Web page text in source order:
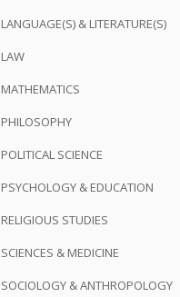
LANGUAGE(S) & LITERATURE(S)
LAW
MATHEMATICS
PHILOSOPHY
POLITICAL SCIENCE
PSYCHOLOGY & EDUCATION
RELIGIOUS STUDIES
SCIENCES & MEDICINE
SOCIOLOGY & ANTHROPOLOGY